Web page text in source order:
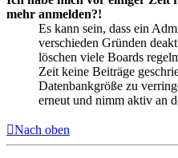
mehr anmelden?!
Es kann sein, dass ein
verschieden Gründen
löschen viele Boards
Zeit keine Beiträge
Datenbankgröße zu
erneut und nimm aktiv an
Nach oben